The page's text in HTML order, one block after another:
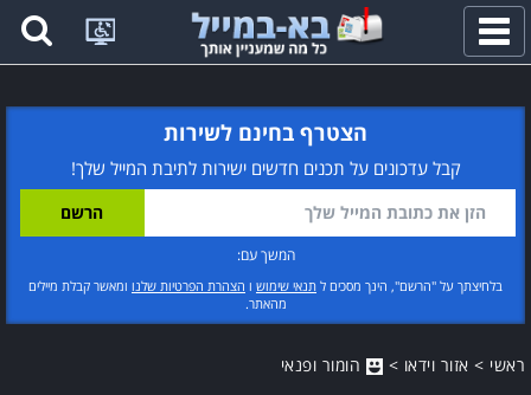
פתח
תפריט
הצטרף בחינם לשירות
קבל עדכונים על תכנים חדשים ישירות לתיבת המייל שלך!
המשך עם:
בלחיצתך על "הרשם", הינך מסכים ל תנאי שימוש ו הצהרת הפרטיות שלנו ומאשר קבלת מיילים
מהאתר.
ראשי > אזור וידאו > הומור ופנאי